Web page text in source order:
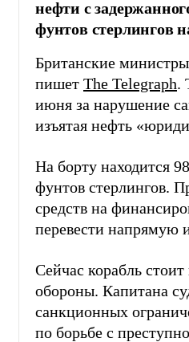
нефти с
фунтов стерлингов
Британские
пишет The Telegraph.
июня за нарушение
изъятая нефть
На борту находится
фунтов стерлингов.
средств на
перевести напрямую
Сейчас корабль
обороны. Капитана
санкционных
по борьбе с